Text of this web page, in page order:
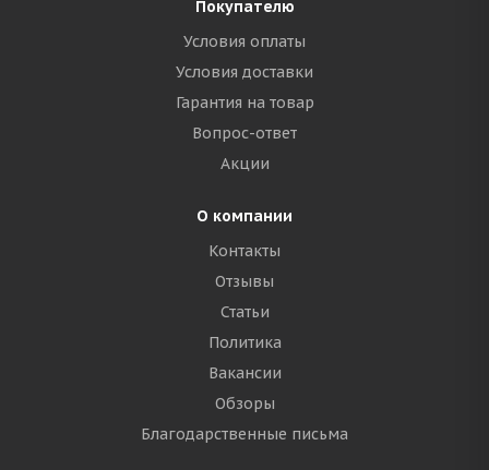
Покупателю
Условия оплаты
Условия доставки
Гарантия на товар
Вопрос-ответ
Акции
О компании
Контакты
Отзывы
Статьи
Политика
Вакансии
Обзоры
Благодарственные письма